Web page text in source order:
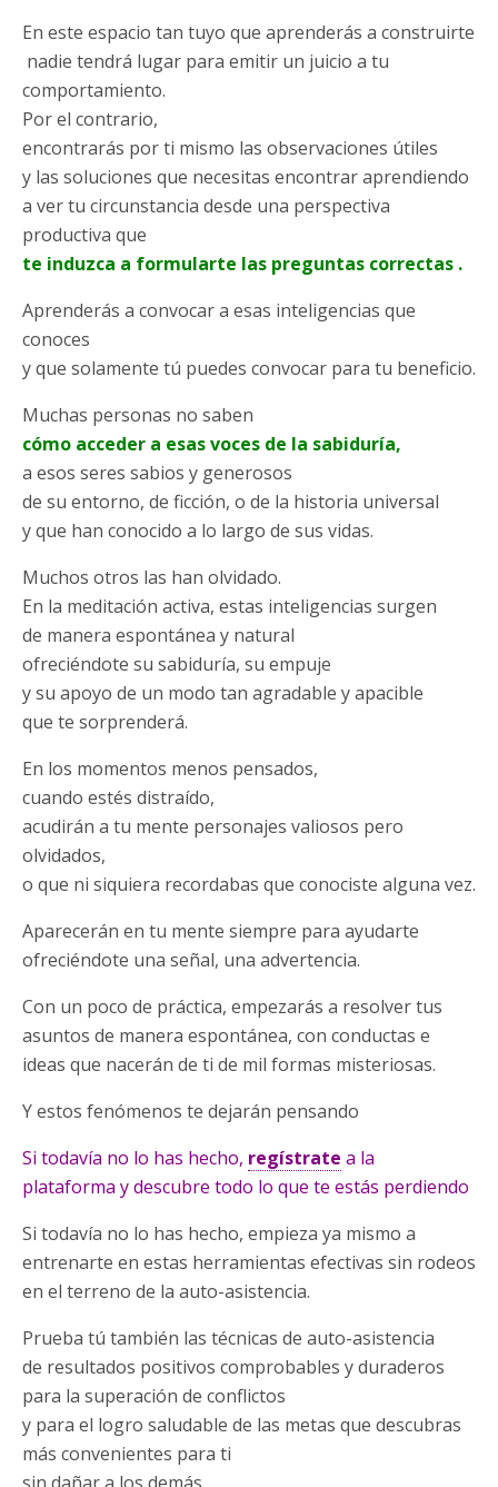
En este espacio tan tuyo que aprenderás a construirte
nadie tendrá lugar para emitir un juicio a tu
comportamiento.
Por el contrario,
encontrarás por ti mismo las observaciones útiles
y las soluciones que necesitas encontrar aprendiendo
a ver tu circunstancia desde una perspectiva
productiva que
te induzca a formularte las preguntas correctas .
Aprenderás a convocar a esas inteligencias que
conoces
y que solamente tú puedes convocar para tu beneficio.
Muchas personas no saben
cómo acceder a esas voces de la sabiduría,
a esos seres sabios y generosos
de su entorno, de ficción, o de la historia universal
y que han conocido a lo largo de sus vidas.
Muchos otros las han olvidado.
En la meditación activa, estas inteligencias surgen
de manera espontánea y natural
ofreciéndote su sabiduría, su empuje
y su apoyo de un modo tan agradable y apacible
que te sorprenderá.
En los momentos menos pensados,
cuando estés distraído,
acudirán a tu mente personajes valiosos pero
olvidados,
o que ni siquiera recordabas que conociste alguna vez.
Aparecerán en tu mente siempre para ayudarte
ofreciéndote una señal, una advertencia.
Con un poco de práctica, empezarás a resolver tus
asuntos de manera espontánea, con conductas e
ideas que nacerán de ti de mil formas misteriosas.
Y estos fenómenos te dejarán pensando
Si todavía no lo has hecho, regístrate a la
plataforma y descubre todo lo que te estás perdiendo
Si todavía no lo has hecho, empieza ya mismo a
entrenarte en estas herramientas efectivas sin rodeos
en el terreno de la auto-asistencia.
Prueba tú también las técnicas de auto-asistencia
de resultados positivos comprobables y duraderos
para la superación de conflictos
y para el logro saludable de las metas que descubras
más convenientes para ti